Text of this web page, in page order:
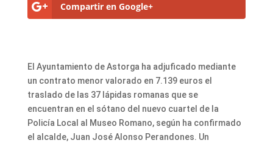
Compartir en Google+
El Ayuntamiento de Astorga ha adjuficado mediante
un contrato menor valorado en 7.139 euros el
traslado de las 37 lápidas romanas que se
encuentran en el sótano del nuevo cuartel de la
Policía Local al Museo Romano, según ha confirmado
el alcalde, Juan José Alonso Perandones. Un